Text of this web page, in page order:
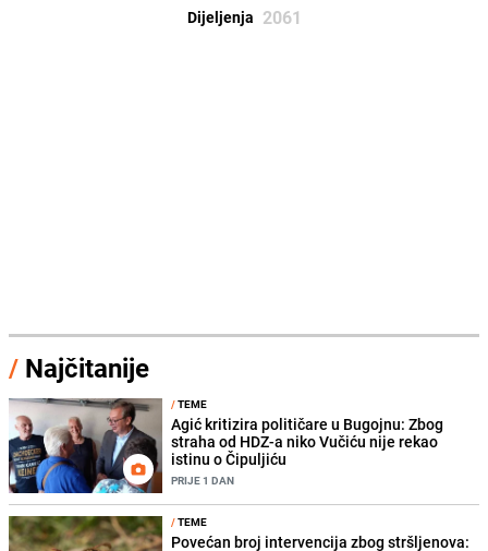
Dijeljenja 2061
/ Najčitanije
/TEME
Agić kritizira političare u Bugojnu: Zbog
straha od HDZ-a niko Vučiću nije rekao
istinu o Čipuljiću
PRIJE 1 DAN
/TEME
Povećan broj intervencija zbog stršljenova: